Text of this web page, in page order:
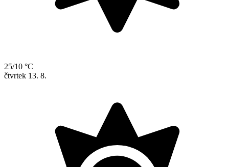
25/10 °C
čtvrtek 13. 8.